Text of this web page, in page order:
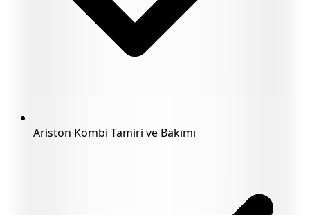
Ariston Kombi Tamiri ve Bakımı